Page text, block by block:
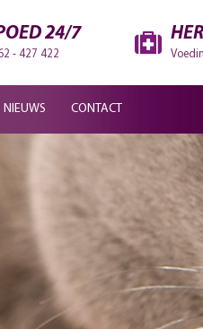
24/7
- 427 422
NIEUWS CONTACT